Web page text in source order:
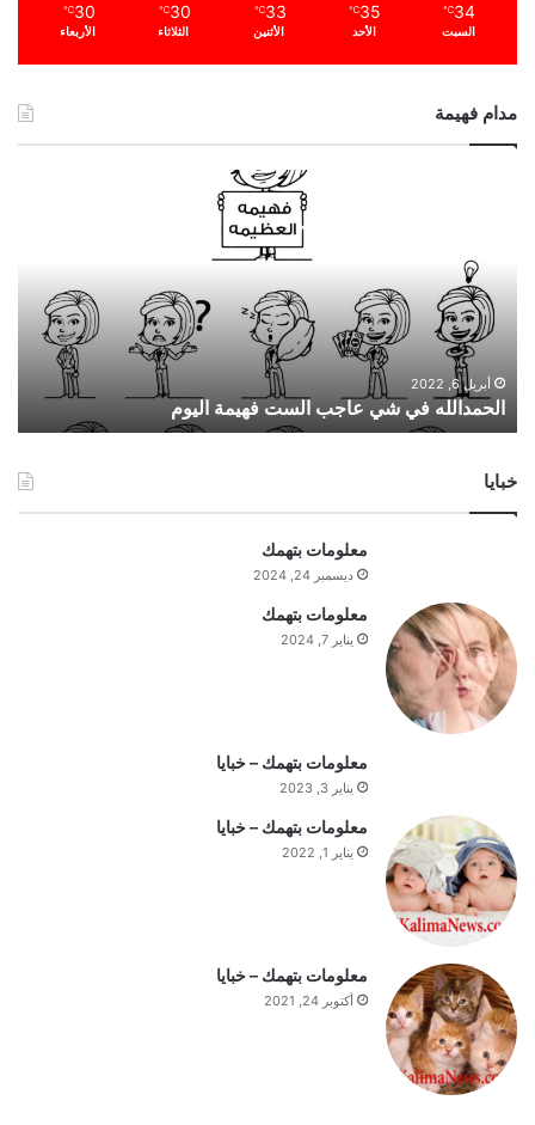
34
℃
السبت
35
℃
الأحد
33
℃
الأثنين
30
℃
الثلاثاء
30
℃
الأربعاء
مدام فهيمة
ي
ي
ع
س
ت
ل
ي
و
أبريل 6, 2022
الحمدالله في شي عاجب الست فهيمة اليوم
خبايا
معلومات بتهمك
ديسمبر 24, 2024
معلومات بتهمك
يناير 7, 2024
معلومات بتهمك – خبايا
يناير 3, 2023
معلومات بتهمك – خبايا
يناير 1, 2022
معلومات بتهمك – خبايا
أكتوبر 24, 2021